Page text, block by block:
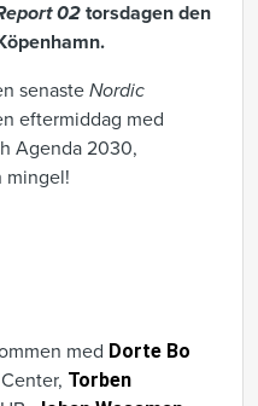
02 torsdagen den
senaste Nordic
eftermiddag med
Agenda 2030,
mingel!
med Dorte Bo
Torben